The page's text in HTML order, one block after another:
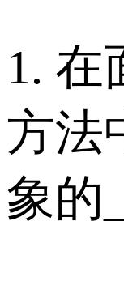
1. 在
方法
象的